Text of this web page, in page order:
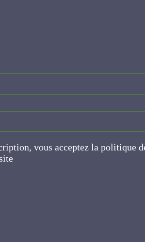
vous acceptez la politique
site